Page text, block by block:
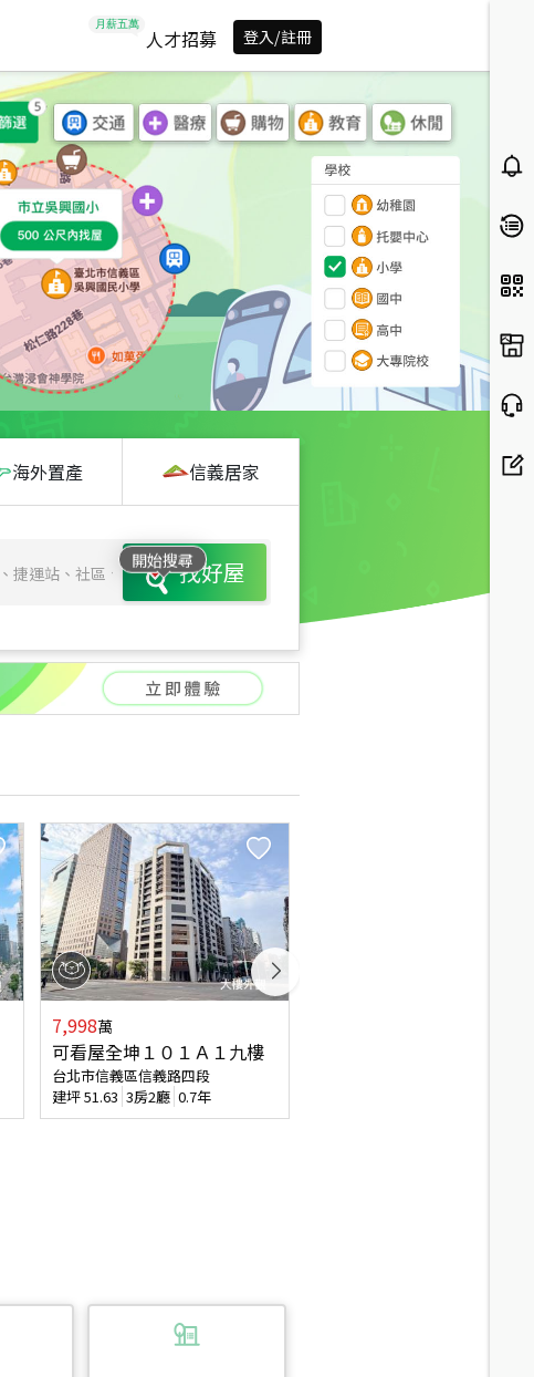
人才招募 登入/註冊
海外置產 信義居家
開始搜尋
找好屋
7,998萬
可看屋全坤１０１Ａ１九樓
台北市信義區信義路四段
建坪51.63 3房2廳 0.7年